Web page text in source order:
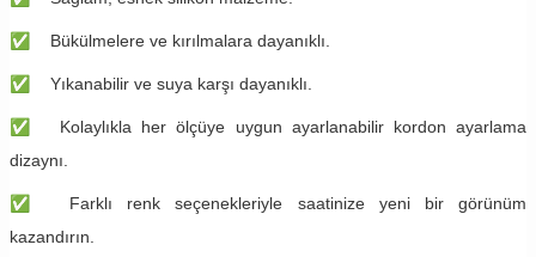
✅ Bükülmelere ve kırılmalara dayanıklı.
✅ Yıkanabilir ve suya karşı dayanıklı.
✅ Kolaylıkla her ölçüye uygun ayarlanabilir kordon ayarlama
dizaynı.
✅ Farklı renk seçenekleriyle saatinize yeni bir görünüm
kazandırın.